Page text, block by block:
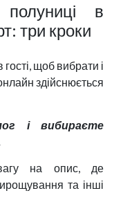
в
три кроки
щоб вибрати і
здійснюється
і вибираєте
на опис, де
та інші